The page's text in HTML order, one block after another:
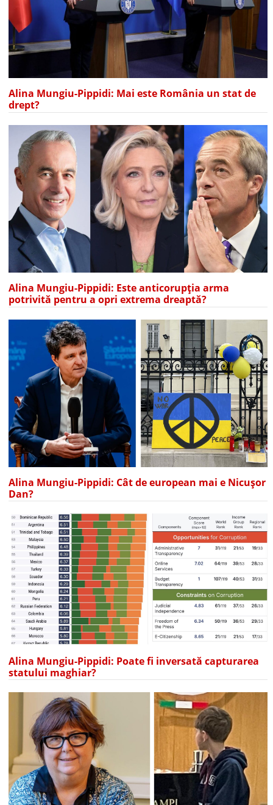
Alina Mungiu-Pippidi: Mai este România un stat de
drept?
Alina Mungiu-Pippidi: Este anticorupția arma
potrivită pentru a opri extrema dreaptă?
Alina Mungiu-Pippidi: Cât de european mai e Nicușor
Dan?
Alina Mungiu-Pippidi: Poate fi inversată capturarea
statului maghiar?